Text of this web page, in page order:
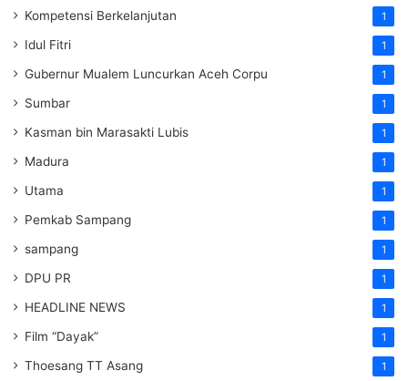
Kompetensi Berkelanjutan 1
Idul Fitri 1
Gubernur Mualem Luncurkan Aceh Corpu 1
Sumbar 1
Kasman bin Marasakti Lubis 1
Madura 1
Utama 1
Pemkab Sampang 1
sampang 1
DPU PR 1
HEADLINE NEWS 1
Film “Dayak” 1
Thoesang TT Asang 1